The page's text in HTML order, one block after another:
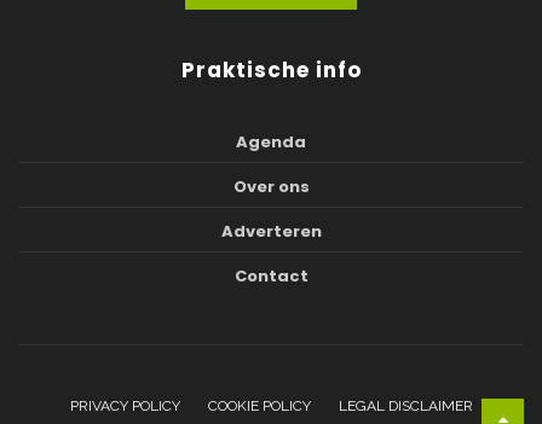
Praktische info
Agenda
Over ons
Adverteren
Contact
PRIVACY POLICY COOKIE POLICY LEGAL DISCLAIMER